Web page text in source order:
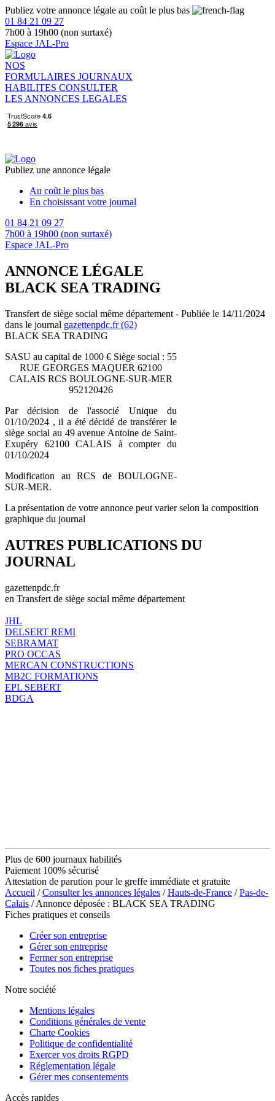
Publiez votre annonce légale au coût le plus bas
01 84 21 09 27
7h00 à 19h00 (non surtaxé)
Espace JAL-Pro
NOS
FORMULAIRES JOURNAUX
HABILITES CONSULTER
LES ANNONCES LEGALES
Publiez une annonce légale
Au coût le plus bas
En choisissant votre journal
01 84 21 09 27
7h00 à 19h00 (non surtaxé)
Espace JAL-Pro
ANNONCE LÉGALE
BLACK SEA TRADING
Transfert de siège social même département - Publiée le 14/11/2024
dans le journal gazettenpdc.fr (62)
BLACK SEA TRADING
SASU au capital de 1000 € Siège social : 55
RUE GEORGES MAQUER 62100
CALAIS RCS BOULOGNE-SUR-MER
952120426
Par décision de l'associé Unique du
01/10/2024 , il a été décidé de transférer le
siège social au 49 avenue Antoine de Saint-
Exupéry 62100 CALAIS à compter du
01/10/2024
Modification au RCS de BOULOGNE-
SUR-MER.
La présentation de votre annonce peut varier selon la composition
graphique du journal
AUTRES PUBLICATIONS DU
JOURNAL
gazettenpdc.fr
en Transfert de siège social même département
JHL
DELSERT REMI
SEBRAMAT
PRO OCCAS
MERCAN CONSTRUCTIONS
MB2C FORMATIONS
EPL SEBERT
BDGA
Plus de 600 journaux habilités
Paiement 100% sécurisé
Attestation de parution pour le greffe immédiate et gratuite
Accueil /Consulter les annonces légales /Hauts-de-France /Pas-de-
Calais / Annonce déposée : BLACK SEA TRADING
Fiches pratiques et conseils
Créer son entreprise
Gérer son entreprise
Fermer son entreprise
Toutes nos fiches pratiques
Notre société
Mentions légales
Conditions générales de vente
Charte Cookies
Politique de confidentialité
Exercer vos droits RGPD
Réglementation légale
Gérer mes consentements
Accès rapides